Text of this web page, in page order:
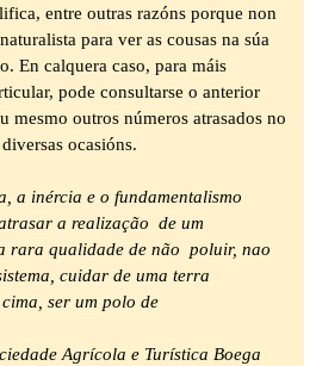
entre outras razóns porque non
para ver as cousas na súa
En calquera caso, para máis
pode consultarse o anterior
outros números atrasados no
ocasións.
inércia e o fundamentalismo
a realização de um
rara qualidade de não poluir, nao
cuidar de uma terra
ser um polo de
Agrícola e Turística Boega